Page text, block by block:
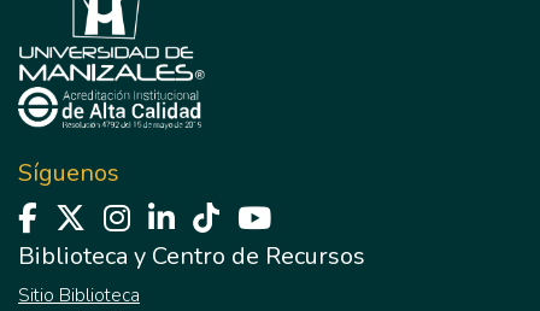
Síguenos
Biblioteca y Centro de Recursos
Sitio Biblioteca